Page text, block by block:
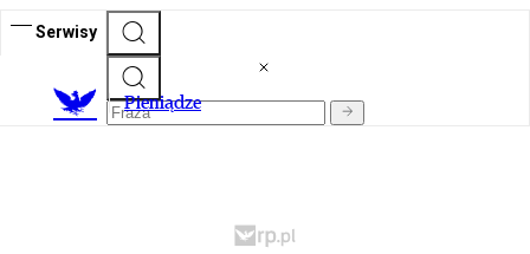
Serwisy
Pieniądze